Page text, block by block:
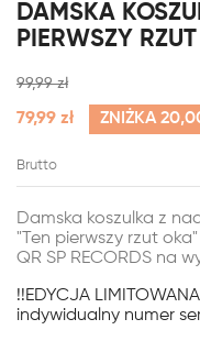
DAMSKA
PIERWSZY
99,99 zł
79,99 zł ZNIŻKA
Brutto
Damska koszulka z
"Ten pierwszy rzut
QR SP RECORDS na
!!EDYCJA
indywidualny numer